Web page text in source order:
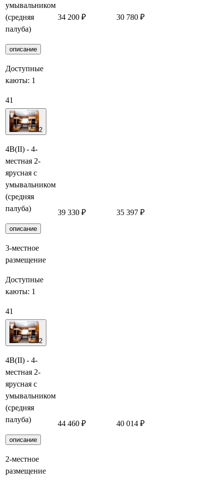
умывальником
(средняя
палуба)
описание
Доступные
каюты: 1
41
34 200 ₽ 30 780 ₽
2
4В(II) - 4-
местная 2-
ярусная с
умывальником
(средняя
палуба)
описание
3-местное
размещение
Доступные
каюты: 1
41
39 330 ₽ 35 397 ₽
2
4В(II) - 4-
местная 2-
ярусная с
умывальником
(средняя
палуба)
описание
2-местное
размещение
44 460 ₽ 40 014 ₽